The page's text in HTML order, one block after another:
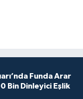
Funda Arar
Bin Dinleyici Eşlik